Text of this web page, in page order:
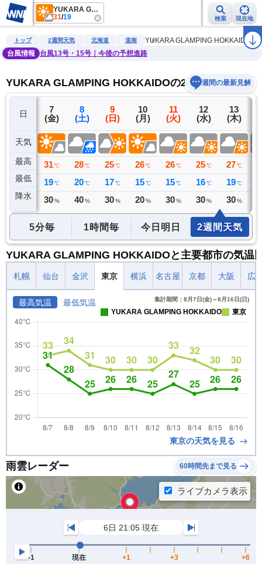
YUKARA GLAMPING HOKKAIDO
31/19 検索 現在地
雨雲レーダー 台風情報 地震情報 警報・注意報 2週間天気 ラ
トップ 2週間天気 北海道 道南
YUKARA GLAMPING HOKKAIDO
台風情報
台風13号・15号｜今後の予想進路
YUKARA GLAMPING HOKKAIDOの2週間天気予報
週間の最新見解
日
天気
最高
最低
降水
6
(木)
27 ℃
17 ℃
0 ミリ
7
(金)
31 ℃
19 ℃
30 %
8
(土)
28 ℃
20 ℃
40 %
9
(日)
25 ℃
17 ℃
30 %
10
(月)
26 ℃
15 ℃
20 %
11
(火)
26 ℃
15 ℃
30 %
12
(水)
25 ℃
16 ℃
30 %
13
(木)
27 ℃
19 ℃
30 %
5分毎 1時間毎 今日明日 2週間天気
YUKARA GLAMPING HOKKAIDOと主要都市の気温
札幌 仙台 金沢 東京 横浜 名古屋 京都 大阪 広
最高気温 最低気温 集計期間：8月7日(金)～8月16日(日)
YUKARA GLAMPING HOKKAIDO 東京
東京の天気を見る
雨雲レーダー 60時間先まで見る